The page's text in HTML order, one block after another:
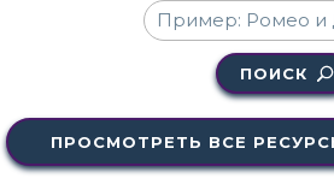
ПОИСК
ПРОСМОТРЕТЬ ВСЕ